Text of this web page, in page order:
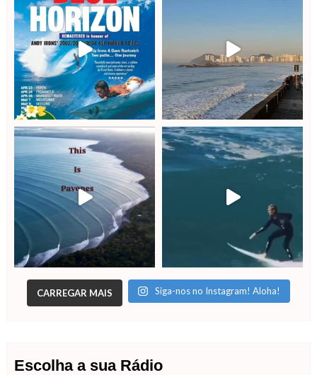
CARREGAR MAIS Siga-nos no Instagram! Aloha!
Escolha a sua Rádio